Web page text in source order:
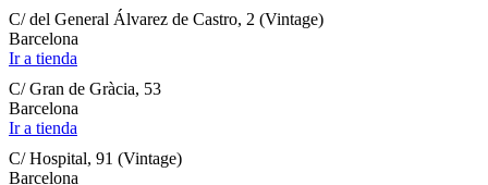
C/ del General Álvarez de Castro, 2 (Vintage)
Barcelona
Ir a tienda
C/ Gran de Gràcia, 53
Barcelona
Ir a tienda
C/ Hospital, 91 (Vintage)
Barcelona